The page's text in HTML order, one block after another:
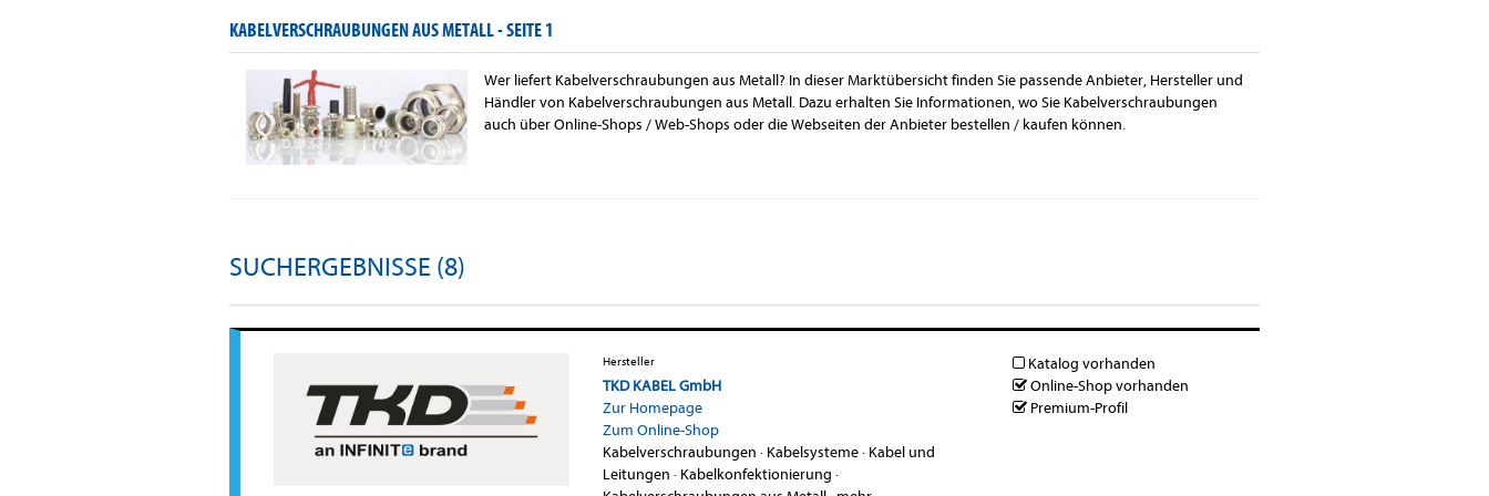
KABELVERSCHRAUBUNGEN AUS METALL -SEITE 1
Wer liefert Kabelverschraubungen aus Metall? In dieser Marktübersicht finden Sie passende Anbieter, Hersteller und
Händler von Kabelverschraubungen aus Metall. Dazu erhalten Sie Informationen, wo Sie Kabelverschraubungen
auch über Online-Shops / Web-Shops oder die Webseiten der Anbieter bestellen / kaufen können.
SUCHERGEBNISSE (8)
Hersteller
TKD KABEL GmbH
Zur Homepage
Zum Online-Shop
Kabelverschraubungen · Kabelsysteme· Kabel und
Leitungen · Kabelkonfektionierung ·
Katalog vorhanden
Online-Shop vorhanden
Premium-Profil